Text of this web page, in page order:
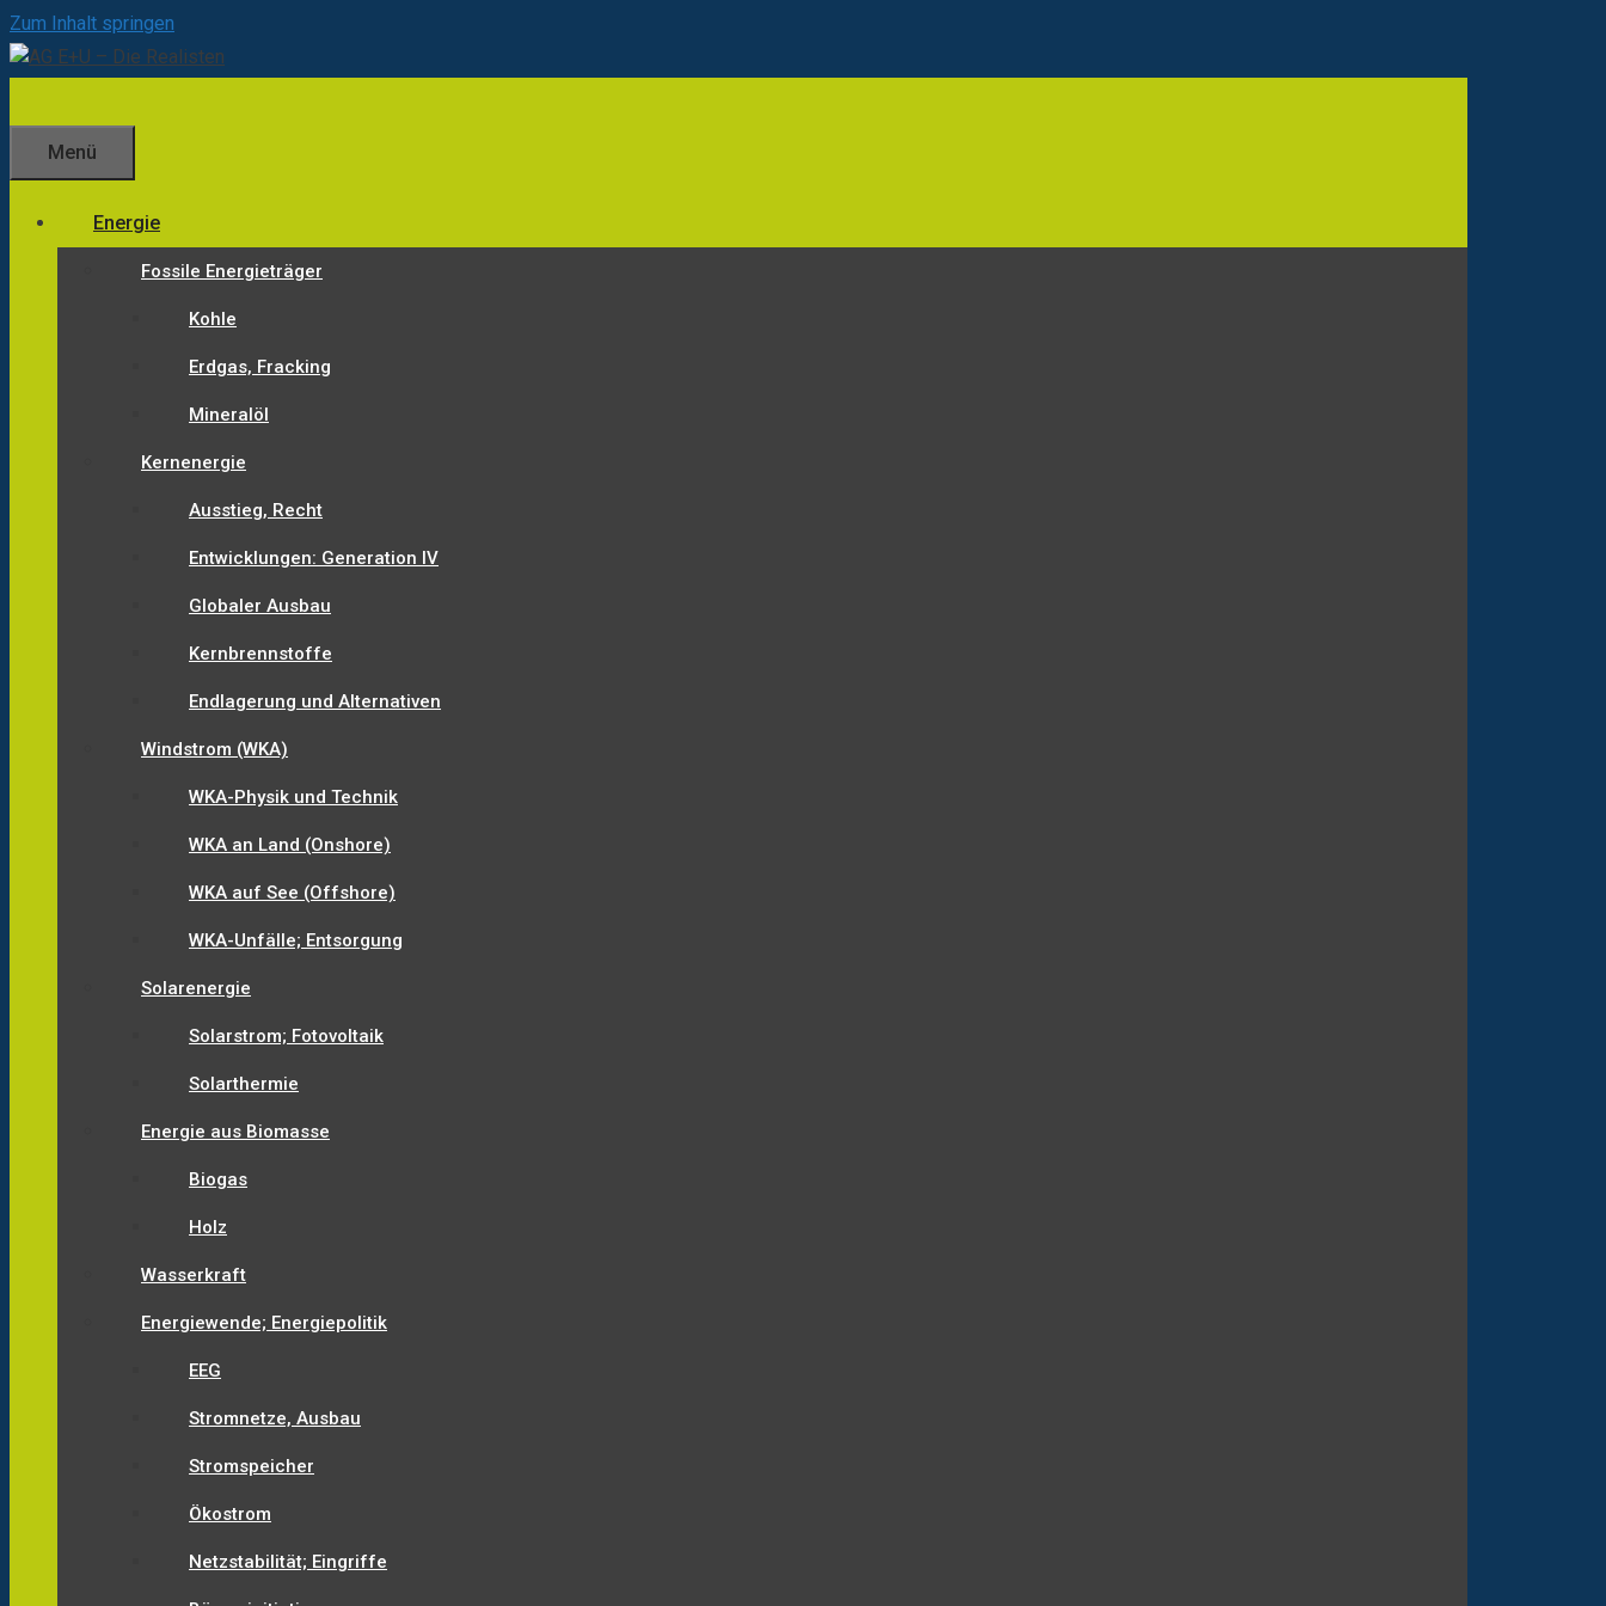
Zum Inhalt springen
Menü
Energie
Fossile Energieträger
Kohle
Erdgas, Fracking
Mineralöl
Kernenergie
Ausstieg, Recht
Entwicklungen: Generation IV
Globaler Ausbau
Kernbrennstoffe
Endlagerung und Alternativen
Windstrom (WKA)
WKA-Physik und Technik
WKA an Land (Onshore)
WKA auf See (Offshore)
WKA-Unfälle; Entsorgung
Solarenergie
Solarstrom; Fotovoltaik
Solarthermie
Energie aus Biomasse
Biogas
Holz
Wasserkraft
Energiewende; Energiepolitik
EEG
Stromnetze, Ausbau
Stromspeicher
Ökostrom
Netzstabilität; Eingriffe